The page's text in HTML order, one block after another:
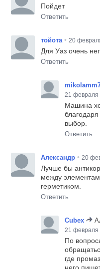
Пойдет
Ответить
тойота • 20
Для Уаз очень
Ответить
21 февраля
Машина
выбор.
Ответить
Александр • 20
Лучше бы
между
герметиком.
Ответить
Cubex
21 февраля
По
где